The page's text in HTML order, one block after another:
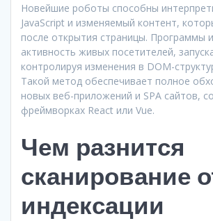
Новейшие роботы способны
JavaScript и изменяемый контент,
после открытия страницы. Программы
активность живых посетителей,
контролируя изменения в DOM-
Такой метод обеспечивает полное
новых веб-приложений и SPA сайтов,
фреймворках React или Vue.
Чем разнится
сканирование
индексации